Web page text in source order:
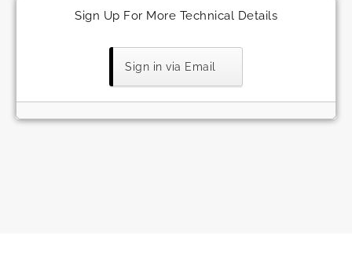
Sign Up For More Technical Details
Sign in via Email